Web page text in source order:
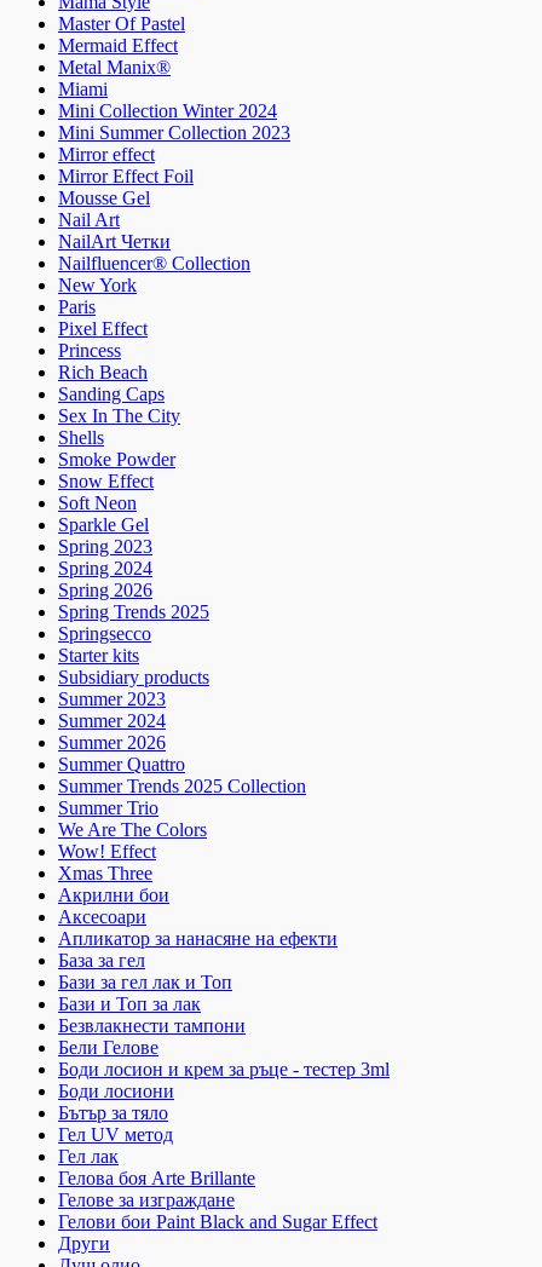
Master Of Pastel
Mermaid Effect
Metal Manix®
Miami
Mini Collection Winter 2024
Mini Summer Collection 2023
Mirror effect
Mirror Effect Foil
Mousse Gel
Nail Art
NailArt Четки
Nailfluencer® Collection
New York
Paris
Pixel Effect
Princess
Rich Beach
Sanding Caps
Sex In The City
Shells
Smoke Powder
Snow Effect
Soft Neon
Sparkle Gel
Spring 2023
Spring 2024
Spring 2026
Spring Trends 2025
Springsecco
Starter kits
Subsidiary products
Summer 2023
Summer 2024
Summer 2026
Summer Quattro
Summer Trends 2025 Collection
Summer Trio
We Are The Colors
Wow! Effect
Xmas Three
Акрилни бои
Аксесоари
Апликатор за нанасяне на ефекти
База за гел
Бази за гел лак и Топ
Бази и Топ за лак
Безвлакнести тампони
Бели Гелове
Боди лосион и крем за ръце - тестер 3ml
Боди лосиони
Бътър за тяло
Гел UV метод
Гел лак
Гелова боя Arte Brillante
Гелове за изграждане
Гелови бои Paint Black and Sugar Effect
Други